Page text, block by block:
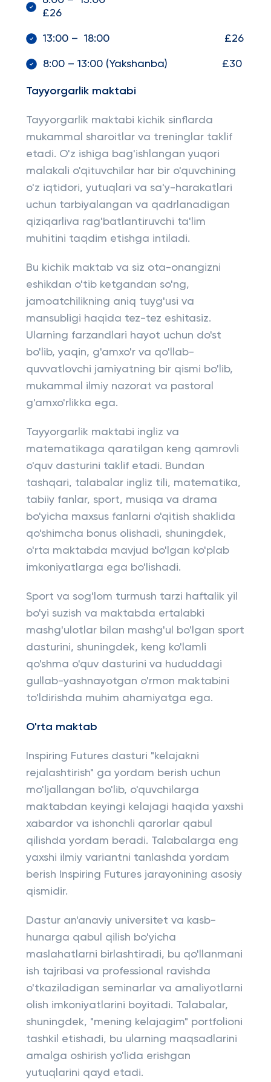
£26
13:00 – 18:00 £26
8:00 – 13:00 (Yakshanba) £30
Tayyorgarlik maktabi
Tayyorgarlik maktabi kichik sinflarda
mukammal sharoitlar va treninglar taklif
etadi. O'z ishiga bag'ishlangan yuqori
malakali o'qituvchilar har bir o'quvchining
o'z iqtidori, yutuqlari va sa'y-harakatlari
uchun tarbiyalangan va qadrlanadigan
qiziqarliva rag'batlantiruvchi ta'lim
muhitini taqdim etishga intiladi.
Bu kichik maktab va siz ota-onangizni
eshikdan o'tib ketgandan so'ng,
jamoatchilikning aniq tuyg'usi va
mansubligi haqida tez-tez eshitasiz.
Ularning farzandlari hayot uchun do'st
bo'lib, yaqin, g'amxo'r va qo'llab-
quvvatlovchi jamiyatning bir qismi bo'lib,
mukammal ilmiy nazorat va pastoral
g'amxo'rlikka ega.
Tayyorgarlik maktabi ingliz va
matematikaga qaratilgan keng qamrovli
o'quv dasturini taklif etadi. Bundan
tashqari, talabalar ingliz tili, matematika,
tabiiy fanlar, sport, musiqa va drama
bo'yicha maxsus fanlarni o'qitish shaklida
qo'shimcha bonus olishadi, shuningdek,
o'rta maktabda mavjud bo'lgan ko'plab
imkoniyatlarga ega bo'lishadi.
Sport va sog'lom turmush tarzi haftalik yil
bo'yi suzish va maktabda ertalabki
mashg'ulotlar bilan mashg'ul bo'lgan sport
dasturini, shuningdek, keng ko'lamli
qo'shma o'quv dasturini va hududdagi
gullab-yashnayotgan o'rmon maktabini
to'ldirishda muhim ahamiyatga ega.
O'rta maktab
Inspiring Futures dasturi "kelajakni
rejalashtirish" ga yordam berish uchun
mo'ljallangan bo'lib, o'quvchilarga
maktabdan keyingi kelajagi haqida yaxshi
xabardor va ishonchli qarorlar qabul
qilishda yordam beradi. Talabalarga eng
yaxshi ilmiy variantni tanlashda yordam
berish Inspiring Futures jarayonining asosiy
qismidir.
Dastur an'anaviy universitet va kasb-
hunarga qabul qilish bo'yicha
maslahatlarni birlashtiradi, bu qo'llanmani
ish tajribasi va professional ravishda
o'tkaziladigan seminarlar va amaliyotlarni
olish imkoniyatlarini boyitadi. Talabalar,
shuningdek, "mening kelajagim" portfolioni
tashkil etishadi, bu ularning maqsadlarini
amalga oshirish yo'lida erishgan
yutuqlarini qayd etadi.